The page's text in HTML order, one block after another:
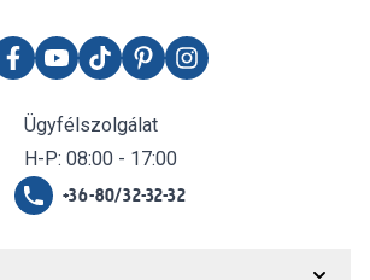
Ügyfélszolgálat
H-P: 08:00 - 17:00
+36-80/32-32-32